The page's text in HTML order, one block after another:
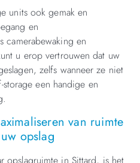
units ook gemak en
en
camerabewaking en
u erop vertrouwen dat uw
zelfs wanneer ze niet
een handige en
van ruimte
opslag
opslagruimte in Sittard, is het